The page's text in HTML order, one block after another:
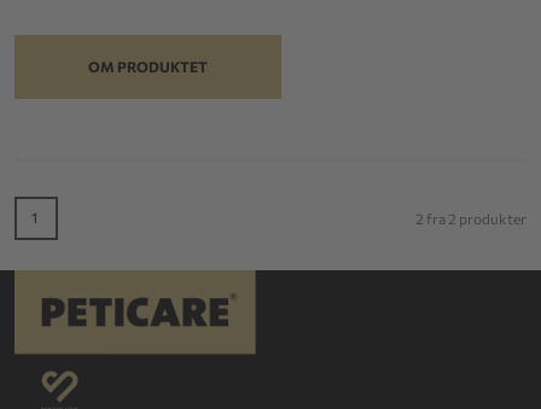
OM PRODUKTET
1 2 fra 2 produkter